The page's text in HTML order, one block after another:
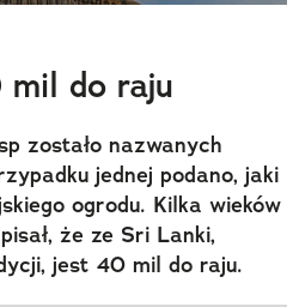
do raju
zostało nazwanych
jednej podano, jaki
ogrodu. Kilka wieków
że ze Sri Lanki,
jest 40 mil do raju.